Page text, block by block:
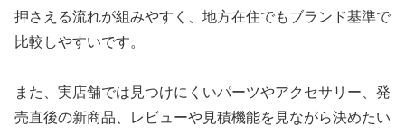
押さえる流れが組みやすく、地方在住でもブランド基準で
比較しやすいです。
また、実店舗では見つけにくいパーツやアクセサリー、発
売直後の新商品、レビューや見積機能を見ながら決めたい